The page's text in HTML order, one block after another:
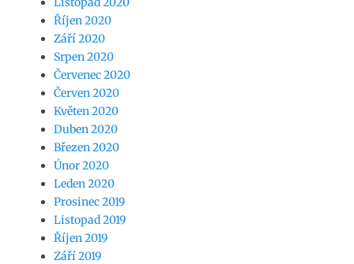
Říjen 2020
Září 2020
Srpen 2020
Červenec 2020
Červen 2020
Květen 2020
Duben 2020
Březen 2020
Únor 2020
Leden 2020
Prosinec 2019
Listopad 2019
Říjen 2019
Září 2019